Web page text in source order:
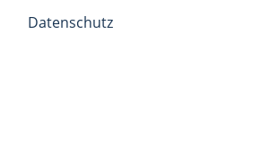
Datenschutz